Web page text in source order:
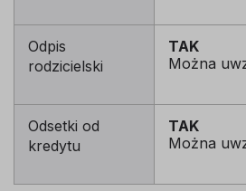
Odpis
rodzicielski
TAK
Można
Odsetki od
kredytu
TAK
Można